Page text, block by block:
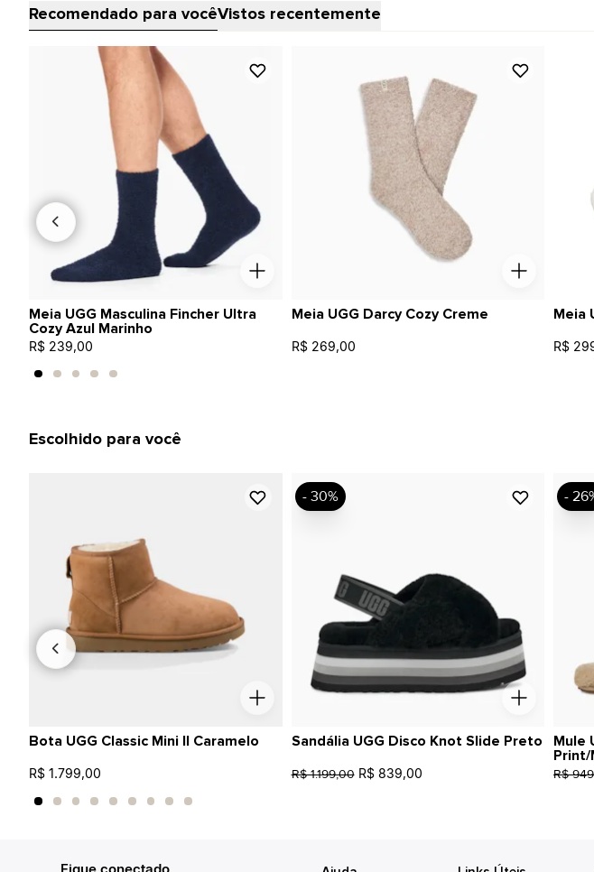
Recomendado para vocêVistos recentemente
Meia UGG Masculina Fincher Ultra
Cozy Azul Marinho
R$ 239,00
Meia UGG Darcy Cozy Creme
R$ 269,00
Meia
R$
Escolhido para você
Bota UGG Classic Mini II Caramelo
R$ 1.799,00
Sandália UGG Disco Knot Slide Preto
R$ 1.199,00 R$ 839,00
- 30%
Mule
Print/
R$
-